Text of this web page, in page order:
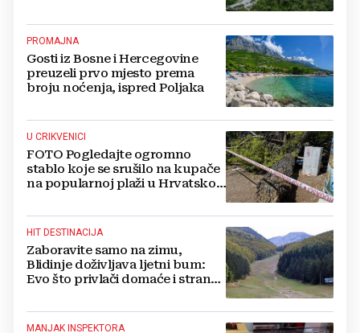
PROMAJNA
Gosti iz Bosne i Hercegovine
preuzeli prvo mjesto prema
broju noćenja, ispred Poljaka
U CRIKVENICI
FOTO Pogledajte ogromno
stablo koje se srušilo na kupače
na popularnoj plaži u Hrvatskoj:
HIT DESTINACIJA
Zaboravite samo na zimu,
Blidinje doživljava ljetni bum:
Evo što privlači domaće i strane
MANJAK INSPEKTORA